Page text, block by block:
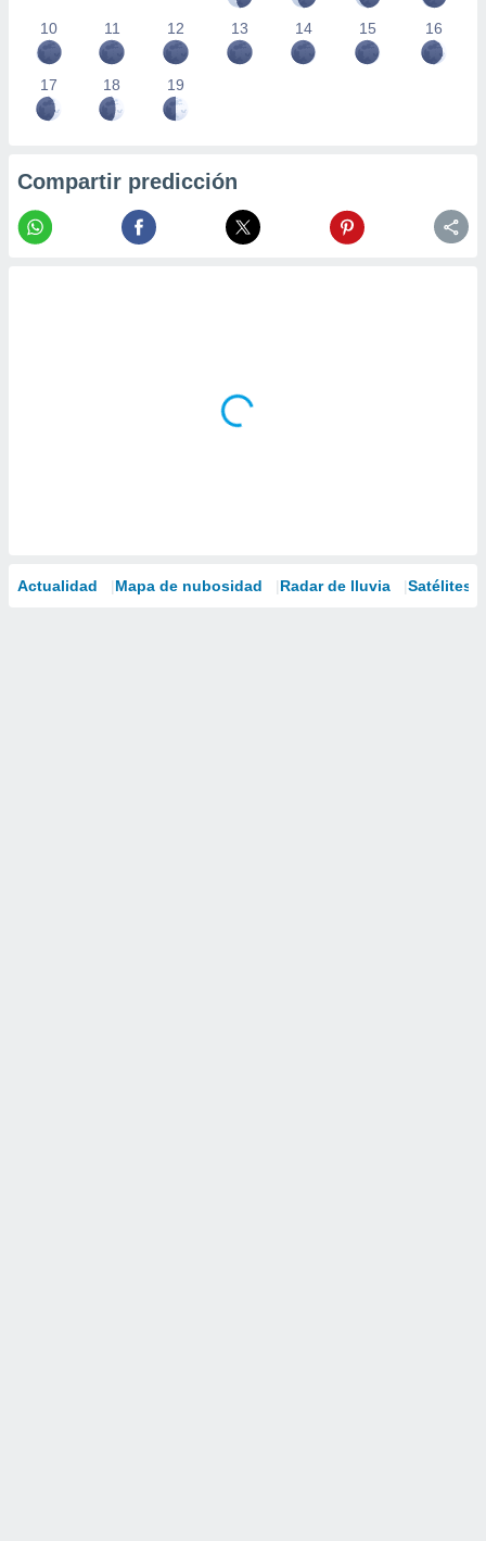
10 11 12 13 14 15 16
17 18 19
Compartir predicción
Actualidad Mapa de nubosidad Radar de lluvia Satélites